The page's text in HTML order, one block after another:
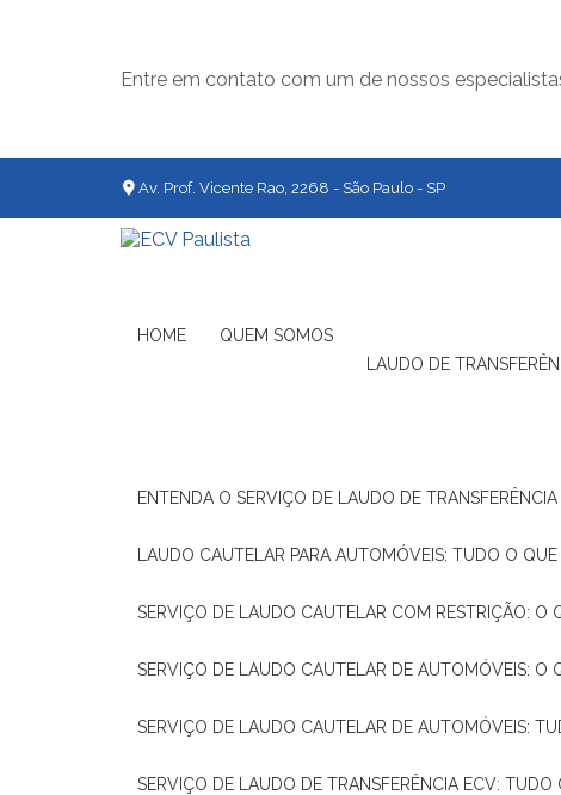
Entre em contato com um de nossos
Av. Prof. Vicente Rao, 2268 - São Paulo - SP
HOME QUEM SOMOS
LAUDO DE
ENTENDA O SERVIÇO DE LAUDO DE
LAUDO CAUTELAR PARA AUTOMÓVEIS: TUDO O
SERVIÇO DE LAUDO CAUTELAR COM RESTRIÇÃO: O
SERVIÇO DE LAUDO CAUTELAR DE AUTOMÓVEIS: O
SERVIÇO DE LAUDO CAUTELAR DE AUTOMÓVEIS:
SERVIÇO DE LAUDO DE TRANSFERÊNCIA ECV: